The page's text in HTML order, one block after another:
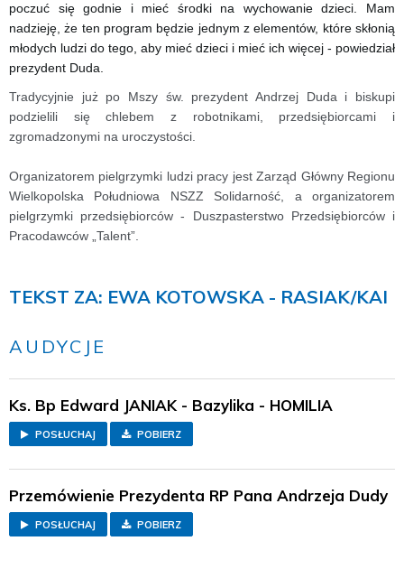
poczuć się godnie i mieć środki na wychowanie dzieci. Mam
nadzieję, że ten program będzie jednym z elementów, które skłonią
młodych ludzi do tego, aby mieć dzieci i mieć ich więcej - powiedział
prezydent Duda.
Tradycyjnie już po Mszy św. prezydent Andrzej Duda i biskupi
podzielili się chlebem z robotnikami, przedsiębiorcami i
zgromadzonymi na uroczystości.
Organizatorem pielgrzymki ludzi pracy jest Zarząd Główny Regionu
Wielkopolska Południowa NSZZ Solidarność, a organizatorem
pielgrzymki przedsiębiorców - Duszpasterstwo Przedsiębiorców i
Pracodawców „Talent”.
TEKST ZA: EWA KOTOWSKA - RASIAK/KAI
AUDYCJE
Ks. Bp Edward JANIAK - Bazylika - HOMILIA
POSŁUCHAJ POBIERZ
Przemówienie Prezydenta RP Pana Andrzeja Dudy
POSŁUCHAJ POBIERZ